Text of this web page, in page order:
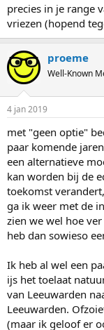
precies in je range
vriezen (hopend
proeme
Well-Known
4 jan 2019
met "geen optie"
paar komende
een alternatieve
kan worden bij de
toekomst
ga ik weer met de
zien we wel hoe
heb dan sowieso
Ik heb al wel een
ijs het toelaat
van Leeuwarden
Leeuwarden.
(maar ik geloof er